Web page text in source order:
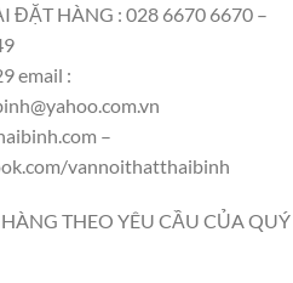
ĐẶT HÀNG : 028 6670 6670 –
email :
–
vannoithatthaibinh
THEO YÊU CẦU CỦA QUÝ